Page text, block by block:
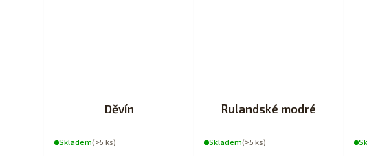
Děvín
Skladem(>5 ks)
Rulandské modré
Skladem(>5 ks)